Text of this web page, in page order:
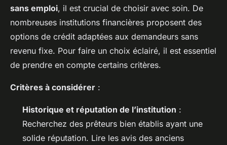
sans emploi, il est crucial de choisir avec soin. De
nombreuses institutions financières proposent des
options de crédit adaptées aux demandeurs sans
revenu fixe. Pour faire un choix éclairé, il est essentiel
de prendre en compte certains critères.
Critères à considérer :
Historique et réputation de l’institution :
Recherchez des prêteurs bien établis ayant une
solide réputation. Lire les avis des anciens